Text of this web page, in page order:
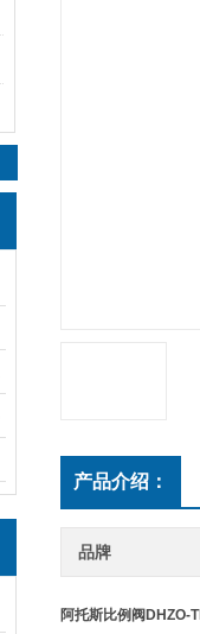
产品介绍：
品牌
阿托斯比例阀DHZO-